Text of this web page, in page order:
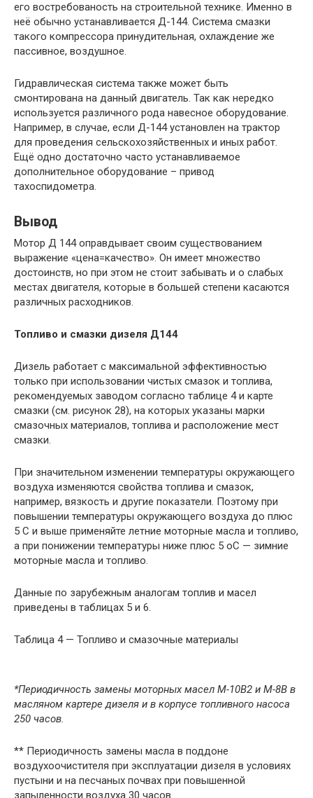
его востребованость на строительной технике. Именно в
неё обычно устанавливается Д-144. Система смазки
такого компрессора принудительная, охлаждение же
пассивное, воздушное.
Гидравлическая система также может быть
смонтирована на данный двигатель. Так как нередко
используется различного рода навесное оборудование.
Например, в случае, если Д-144 установлен на трактор
для проведения сельскохозяйственных и иных работ.
Ещё одно достаточно часто устанавливаемое
дополнительное оборудование – привод
тахоспидометра.
Вывод
Мотор Д 144 оправдывает своим существованием
выражение «цена=качество». Он имеет множество
достоинств, но при этом не стоит забывать и о слабых
местах двигателя, которые в большей степени касаются
различных расходников.
Топливо и смазки дизеля Д144
Дизель работает с максимальной эффективностью
только при использовании чистых смазок и топлива,
рекомендуемых заводом согласно таблице 4 и карте
смазки (см. рисунок 28), на которых указаны марки
смазочных материалов, топлива и расположение мест
смазки.
При значительном изменении температуры окружающего
воздуха изменяются свойства топлива и смазок,
например, вязкость и другие показатели. Поэтому при
повышении температуры окружающего воздуха до плюс
5 С и выше применяйте летние моторные масла и топливо,
а при понижении температуры ниже плюс 5 оС — зимние
моторные масла и топливо.
Данные по зарубежным аналогам топлив и масел
приведены в таблицах 5 и 6.
Таблица 4 — Топливо и смазочные материалы
*Периодичность замены моторных масел М-10В2 и М-8В в
масляном картере дизеля и в корпусе топливного насоса
250 часов.
** Периодичность замены масла в поддоне
воздухоочистителя при эксплуатации дизеля в условиях
пустыни и на песчаных почвах при повышенной
запыленности воздуха 30 часов.